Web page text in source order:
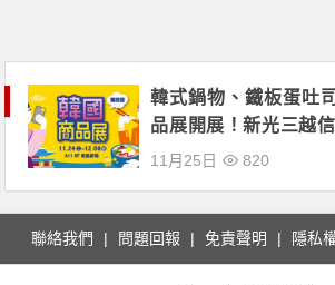
韓式鍋物、鐵板蛋吐
品展開展！新光三越
式韓國美食、文創商品
11月25日 820
聯絡我們 問題回報 免責聲明 隱私